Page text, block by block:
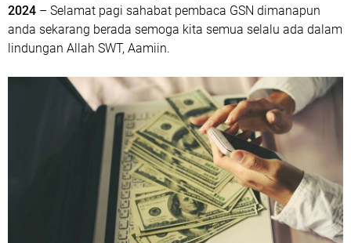
2024 – Selamat pagi sahabat pembaca GSN dimanapun
anda sekarang berada semoga kita semua selalu ada dalam
lindungan Allah SWT, Aamiin.